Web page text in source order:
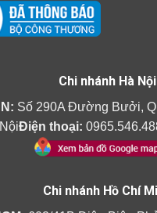
Chi nhánh Hà Nội
Số 290A Đường Bưởi,
Điện thoại:
Chi nhánh Hồ Chí